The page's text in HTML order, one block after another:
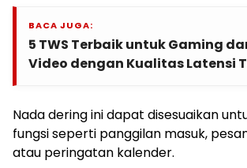
BACA JUGA:
5 TWS Terbaik untuk Gaming
Video dengan Kualitas Latensi
Nada dering ini dapat disesuaikan
fungsi seperti panggilan masuk,
atau peringatan kalender.